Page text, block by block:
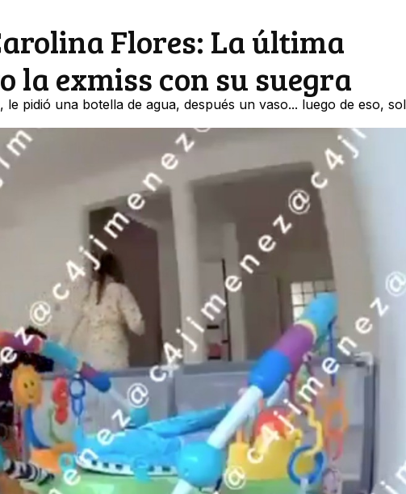
Flores: La última
la exmiss con su suegra
pidió una botella de agua, después un vaso... luego de eso,